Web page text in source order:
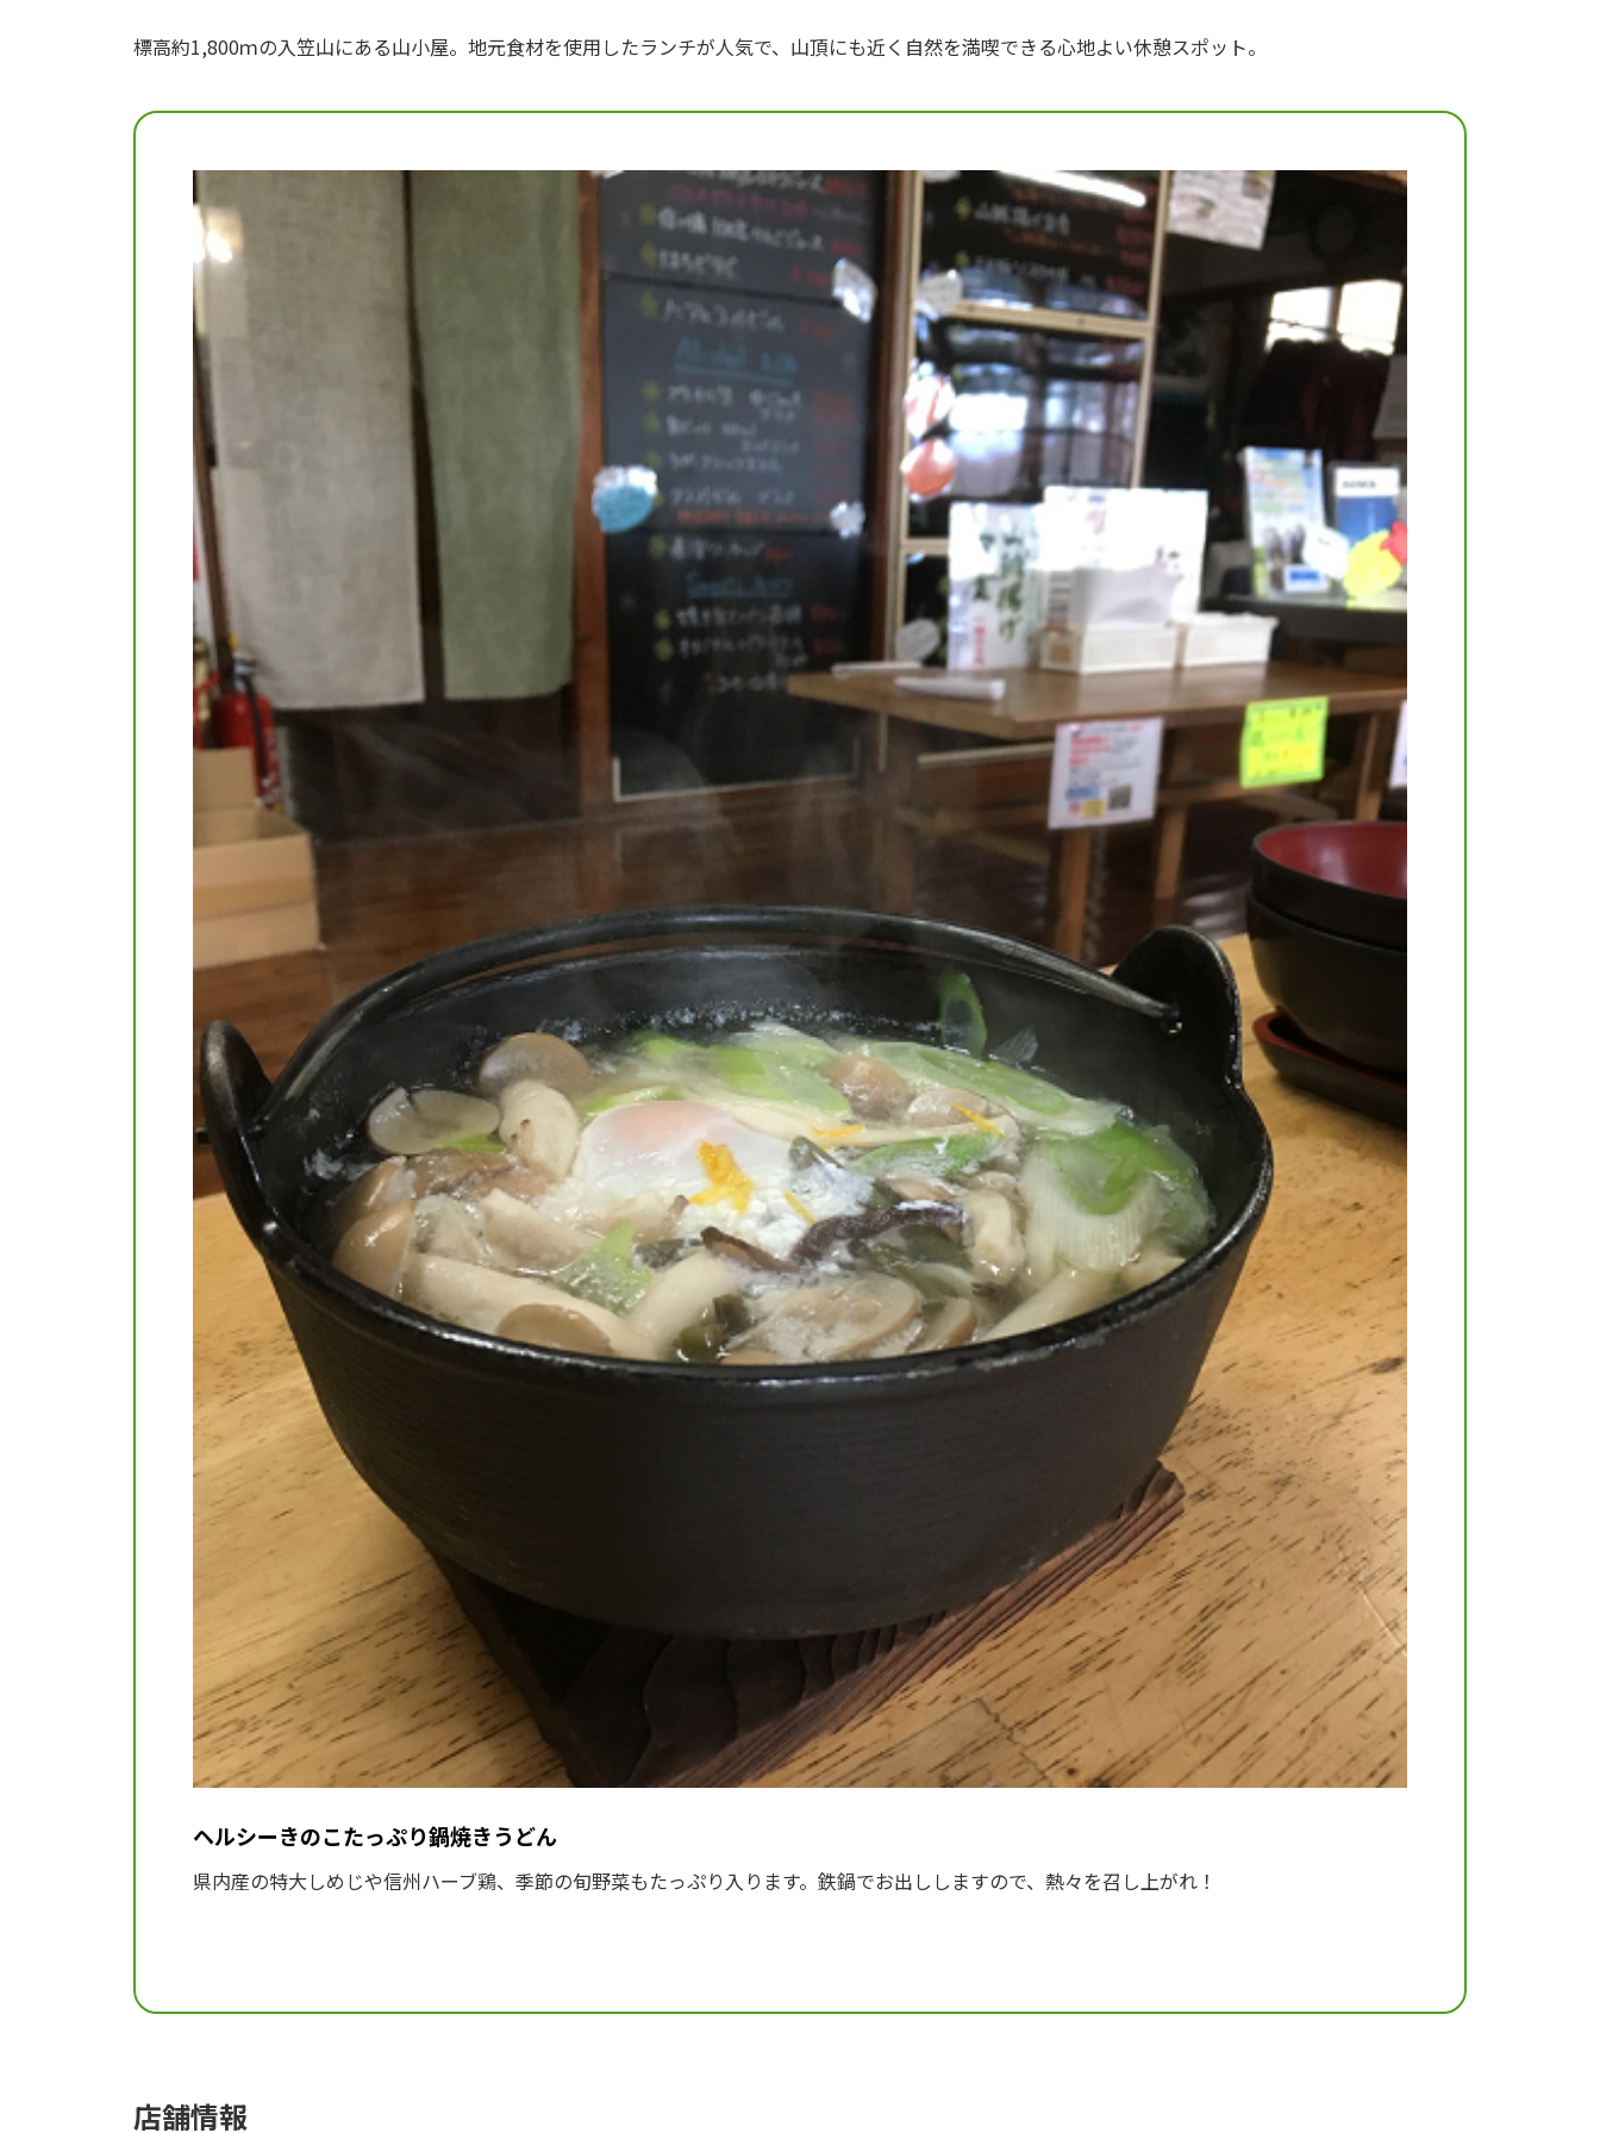
標高約1,800ｍの入笠山にある山小屋。地元食材を使用したランチが人気で、山頂にも近く自然を満喫できる心地よい休憩スポット。
ヘルシーきのこたっぷり鍋焼きうどん
県内産の特大しめじや信州ハーブ鶏、季節の旬野菜もたっぷり入ります。鉄鍋でお出ししますので、熱々を召し上がれ！
店舗情報